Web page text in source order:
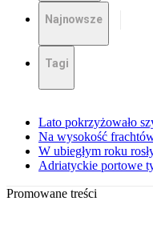
Najnowsze
Tagi
Lato pokrzyżowało
Na wysokość
W ubiegłym roku
Adriatyckie portowe
Promowane treści